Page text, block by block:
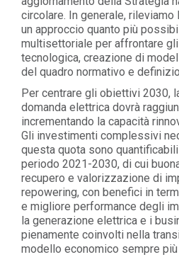
circolare. In generale,
un approccio quanto più
multisettoriale per affrontare
tecnologica, creazione di
del quadro normativo e
Per centrare gli obiettivi 2030,
domanda elettrica dovrà
incrementando la capacità
Gli investimenti complessivi
questa quota sono
periodo 2021-2030, di cui
recupero e valorizzazione di
repowering, con benefici in
e migliore performance degli
la generazione elettrica e i
pienamente coinvolti nella
modello economico sempre